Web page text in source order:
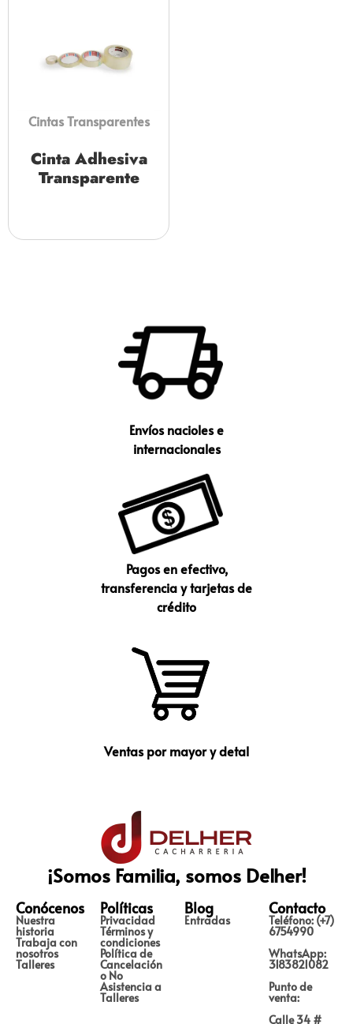
Cintas Transparentes
Cinta Adhesiva
Transparente
Envíos nacioles e
internacionales
Pagos en efectivo,
transferencia y tarjetas de
crédito
Ventas por mayor y detal
¡Somos Familia, somos Delher!
Conócenos
Nuestra
historia
Trabaja con
nosotros
Talleres
Políticas
Privacidad
Términos y
condiciones
Política de
Cancelación
o No
Asistencia a
Talleres
Blog
Entradas
Contacto
Teléfono: (+7)
6754990
WhatsApp:
3183821082
Punto de
venta:
Calle 34 #